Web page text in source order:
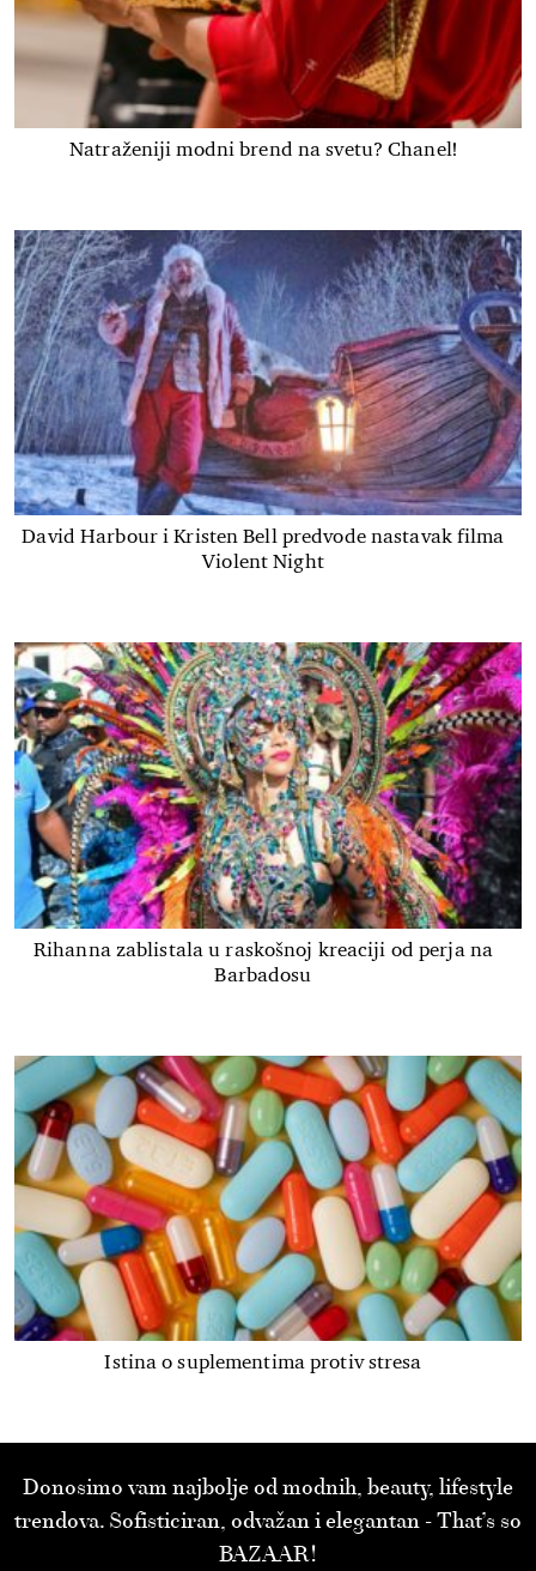
Natraženiji modni brend na svetu? Chanel!
David Harbour i Kristen Bell predvode nastavak filma
Violent Night
Rihanna zablistala u raskošnoj kreaciji od perja na
Barbadosu
Istina o suplementima protiv stresa
Donosimo vam najbolje od modnih, beauty, lifestyle
trendova. Sofisticiran, odvažan i elegantan - That’s so
BAZAAR!